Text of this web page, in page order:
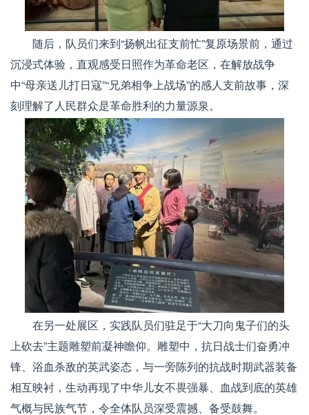
随后，队员们来到“扬帆出征支前忙”复原场景前，通过
沉浸式体验，直观感受日照作为革命老区，在解放战争
中“母亲送儿打日寇”“兄弟相争上战场”的感人支前故事，深
刻理解了人民群众是革命胜利的力量源泉。
在另一处展区，实践队员们驻足于“大刀向鬼子们的头
上砍去”主题雕塑前凝神瞻仰。雕塑中，抗日战士们奋勇冲
锋、浴血杀敌的英武姿态，与一旁陈列的抗战时期武器装备
相互映衬，生动再现了中华儿女不畏强暴、血战到底的英雄
气概与民族气节，令全体队员深受震撼、备受鼓舞。